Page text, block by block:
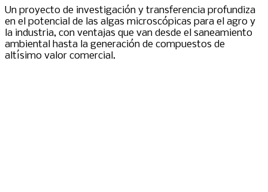
Un proyecto de investigación y transferencia profundiza
en el potencial de las algas microscópicas para el agro y
la industria, con ventajas que van desde el saneamiento
ambiental hasta la generación de compuestos de
altísimo valor comercial.